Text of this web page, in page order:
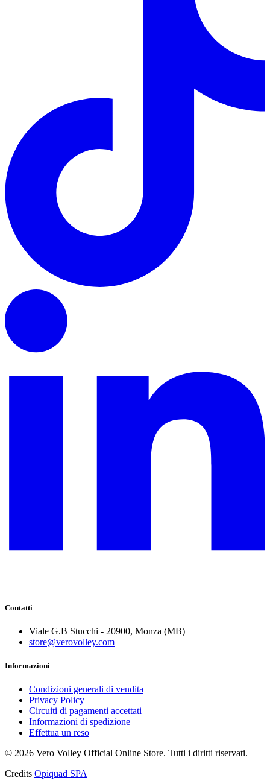
Contatti
Viale G.B Stucchi - 20900, Monza (MB)
store@verovolley.com
Informazioni
Condizioni generali di vendita
Privacy Policy
Circuiti di pagamenti accettati
Informazioni di spedizione
Effettua un reso
© 2026 Vero Volley Official Online Store. Tutti i diritti riservati.
Credits Opiquad SPA